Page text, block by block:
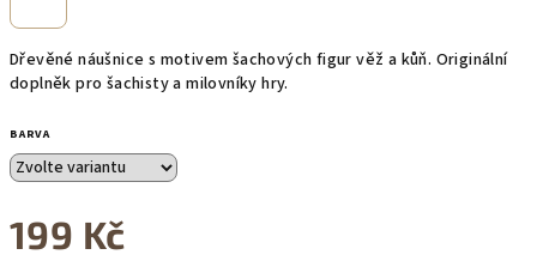
Dřevěné náušnice s motivem šachových figur věž a kůň. Originální
doplněk pro šachisty a milovníky hry.
BARVA
199 Kč